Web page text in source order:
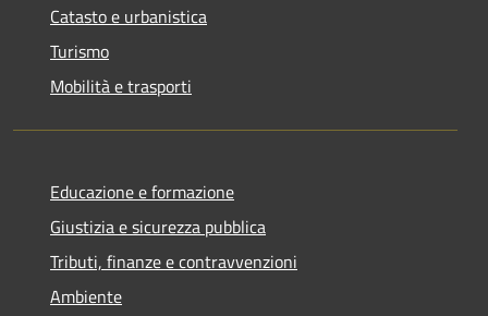
Catasto e urbanistica
Turismo
Mobilità e trasporti
Educazione e formazione
Giustizia e sicurezza pubblica
Tributi, finanze e contravvenzioni
Ambiente